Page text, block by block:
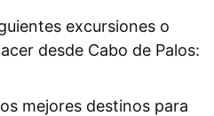
excursiones o
desde Cabo de Palos:
mejores destinos para